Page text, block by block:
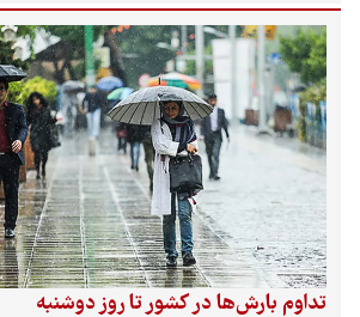
تداوم بارش‌ها در کشور تا روز دوشنبه